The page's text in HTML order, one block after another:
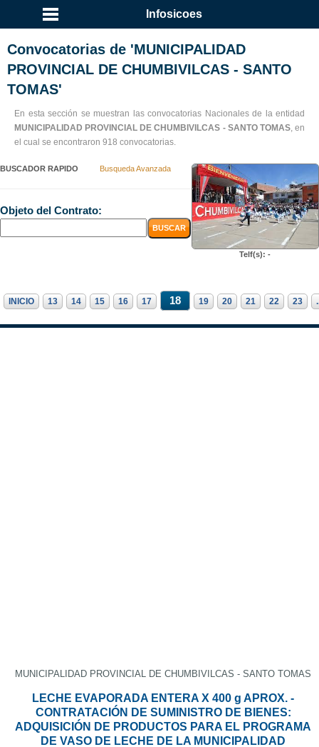
Infosicoes
Convocatorias de 'MUNICIPALIDAD
PROVINCIAL DE CHUMBIVILCAS - SANTO
TOMAS'
En esta sección se muestran las convocatorias Nacionales de la entidad
MUNICIPALIDAD PROVINCIAL DE CHUMBIVILCAS - SANTO TOMAS, en
el cual se encontraron 918 convocatorias.
BUSCADOR RAPIDO Busqueda Avanzada
Objeto del Contrato:
Telf(s): -
INICIO 13 14 15 16 17 18 19 20 21 22 23
MUNICIPALIDAD PROVINCIAL DE CHUMBIVILCAS - SANTO TOMAS
LECHE EVAPORADA ENTERA X 400 g APROX. -
CONTRATACIÓN DE SUMINISTRO DE BIENES:
ADQUISICIÓN DE PRODUCTOS PARA EL PROGRAMA
DE VASO DE LECHE DE LA MUNICIPALIDAD